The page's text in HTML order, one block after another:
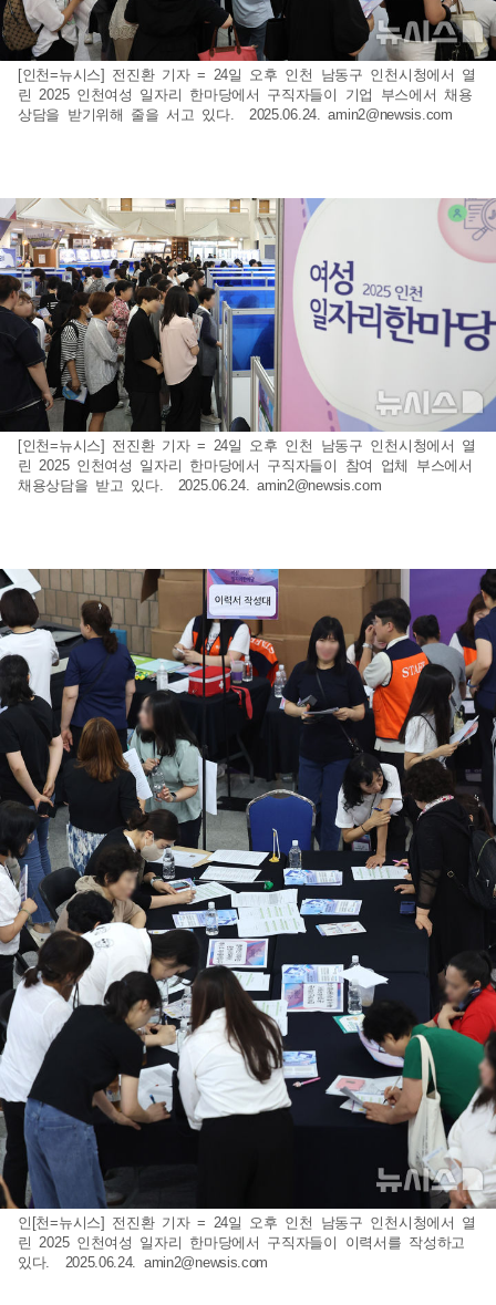
[인천=뉴시스] 전진환 기자 = 24일 오후 인천 남동구 인천시청에서 열
린 2025 인천여성 일자리 한마당에서 구직자들이 기업 부스에서 채용
상담을 받기위해 줄을 서고 있다. 2025.06.24.amin2@newsis.com
[인천=뉴시스] 전진환 기자 = 24일 오후 인천 남동구 인천시청에서 열
린 2025 인천여성 일자리 한마당에서 구직자들이 참여 업체 부스에서
채용상담을 받고 있다. 2025.06.24.amin2@newsis.com
인[천=뉴시스] 전진환 기자 = 24일 오후 인천 남동구 인천시청에서 열
린 2025 인천여성 일자리 한마당에서 구직자들이 이력서를 작성하고
있다. 2025.06.24. amin2@newsis.com